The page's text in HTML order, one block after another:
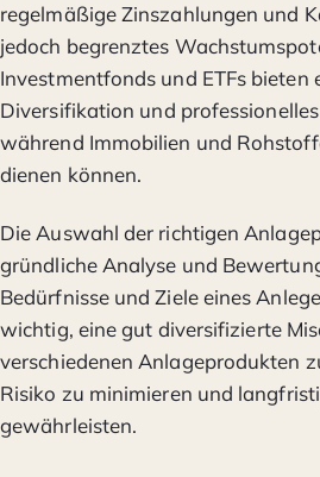
regelmäßige Zinszahlungen und
jedoch begrenztes
Investmentfonds und ETFs bieten
Diversifikation und
während Immobilien und
dienen können.
Die Auswahl der richtigen
gründliche Analyse und
Bedürfnisse und Ziele eines
wichtig, eine gut diversifizierte
verschiedenen Anlageprodukten
Risiko zu minimieren und
gewährleisten.